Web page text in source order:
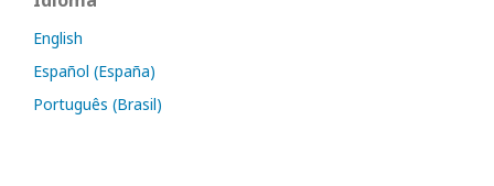
English
Español (España)
Português (Brasil)